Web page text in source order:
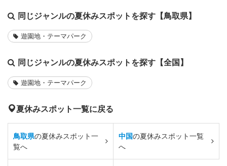
同じジャンルの夏休みスポットを探す【鳥取県】
遊園地・テーマパーク
同じジャンルの夏休みスポットを探す【全国】
遊園地・テーマパーク
夏休みスポット一覧に戻る
鳥取県の夏休みスポット一
覧へ
中国の夏休みスポット一覧
へ